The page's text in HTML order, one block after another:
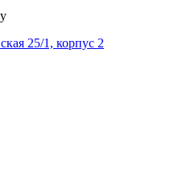
25/1, корпус 2